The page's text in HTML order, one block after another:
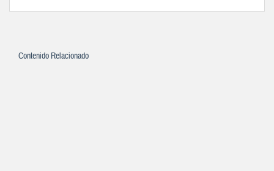
Contenido Relacionado